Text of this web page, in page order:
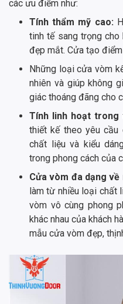
các ưu điểm như:
Tính thẩm mỹ cao:
tinh tế sang trọng
đẹp mắt. Cửa tạo
Những loại cửa vòm
nhiên và giúp không
giác thoáng đãng cho
Tính linh hoạt trong
thiết kế theo yêu
chất liệu và kiểu
trong phong cách của
Cửa vòm đa dạng
làm từ nhiều loại chất
vòm vô cùng phong
khác nhau của khách
mẫu cửa vòm đẹp,